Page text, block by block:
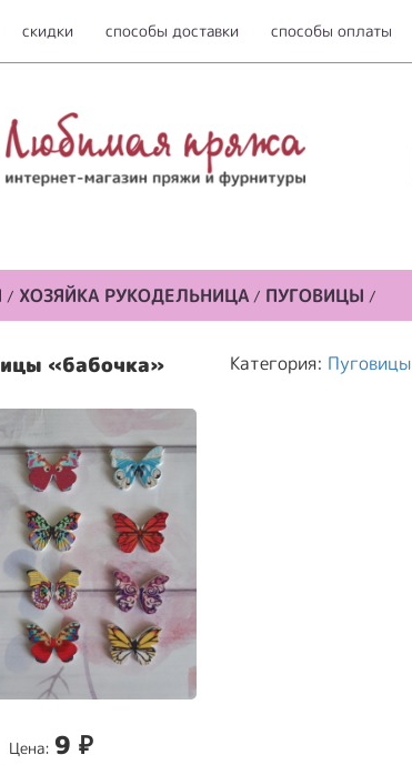
скидки способы доставки способы оплаты
/ ХОЗЯЙКА РУКОДЕЛЬНИЦА / ПУГОВИЦЫ /
«бабочка»
Цена: 9₽
Категория: Пуговицы